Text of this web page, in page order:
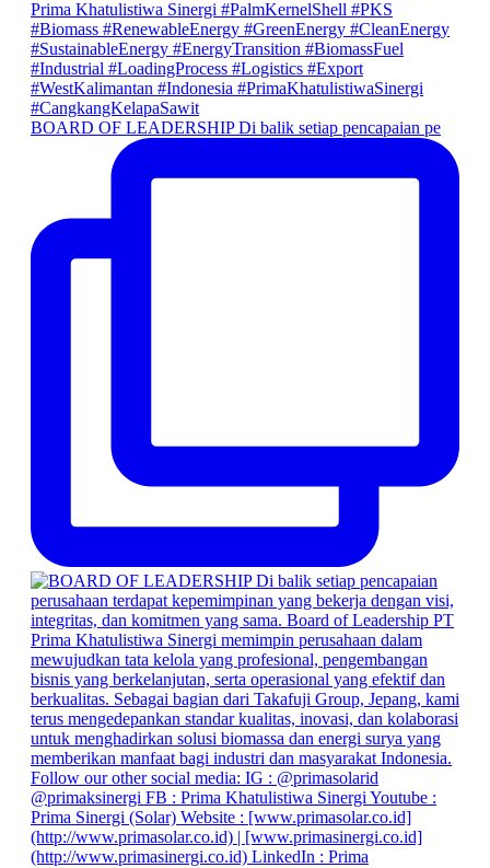
BOARD OF LEADERSHIP Di balik setiap pencapaian pe